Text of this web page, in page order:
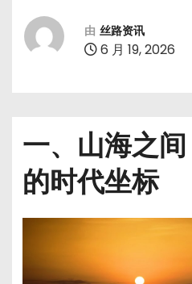
由 丝路资讯
6 月 19, 2026
一、山海之
的时代坐标